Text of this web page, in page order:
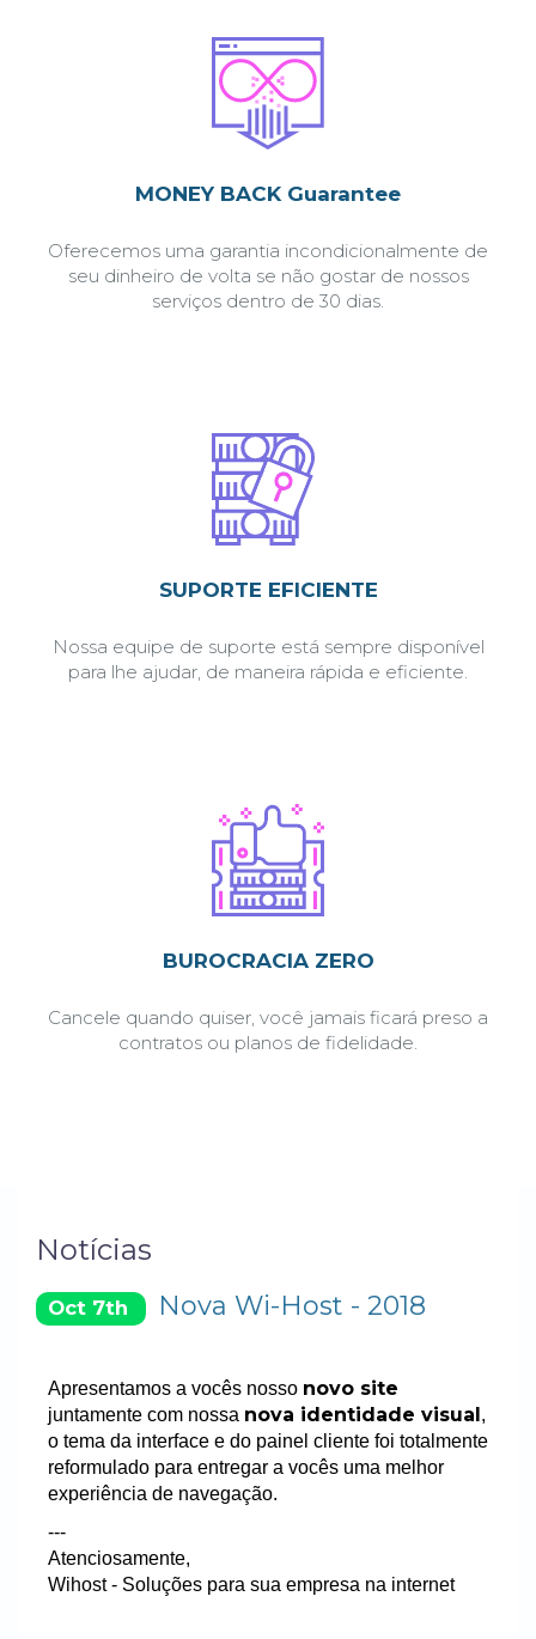
MONEY BACK Guarantee
Oferecemos uma garantia incondicionalmente de
seu dinheiro de volta se não gostar de nossos
serviços dentro de 30 dias.
SUPORTE EFICIENTE
Nossa equipe de suporte está sempre disponível
para lhe ajudar, de maneira rápida e eficiente.
BUROCRACIA ZERO
Cancele quando quiser, você jamais ficará preso a
contratos ou planos de fidelidade.
Notícias
Oct 7th Nova Wi-Host - 2018
Apresentamos a vocês nosso novo site
juntamente com nossa nova identidade visual,
o tema da interface e do painel cliente foi totalmente
reformulado para entregar a vocês uma melhor
experiência de navegação.
---
Atenciosamente,
Wihost - Soluções para sua empresa na internet